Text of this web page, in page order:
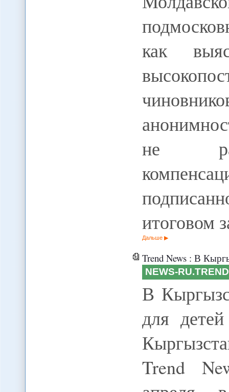
как
не
итоговом
Дальше
Trend News : В
NEWS-
В
для
Trend